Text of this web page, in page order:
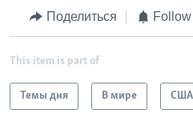
Поделиться
This item is part of
Темы дня В мире США